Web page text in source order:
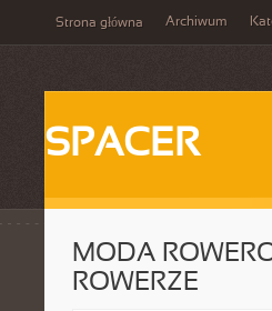
Strona główna Archiwum
SPACER
MODA
ROWERZE